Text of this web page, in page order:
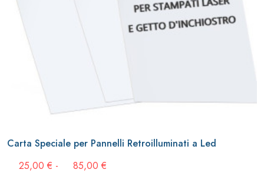
Carta Speciale per Pannelli Retroilluminati a Led
25,00 € - 85,00 €